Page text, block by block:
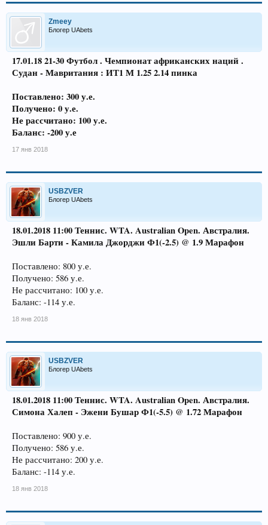
Zmeey
Блогер UAbets
17.01.18 21-30 Футбол . Чемпионат африканских наций .
Судан - Мавритания : ИТ1 М 1.25 2.14 пинка
Поставлено: 300 у.е.
Получено: 0 у.е.
Не рассчитано: 100 у.е.
Баланс: -200 у.е
17 янв 2018
USBZVER
Блогер UAbets
18.01.2018 11:00Теннис. WTA. Australian Open. Австралия.
Эшли Барти - Камила Джорджи Ф1(-2.5) @ 1.9 Марафон
Поставлено: 800 у.е.
Получено: 586 у.е.
Не рассчитано: 100 у.е.
Баланс: -114 у.е.
18 янв 2018
USBZVER
Блогер UAbets
18.01.2018 11:00Теннис. WTA. Australian Open. Австралия.
Симона Халеп - Эжени Бушар Ф1(-5.5) @ 1.72 Марафон
Поставлено: 900 у.е.
Получено: 586 у.е.
Не рассчитано: 200 у.е.
Баланс: -114 у.е.
18 янв 2018